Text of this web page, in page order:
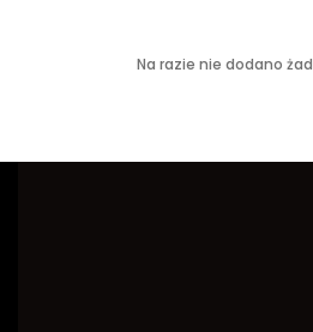
Na razie nie dodano